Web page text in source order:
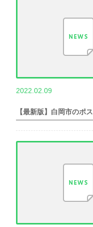
2022.02.09
【最新版】白岡市のポ